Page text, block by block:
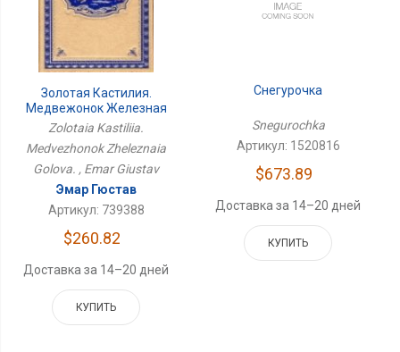
Золотая Кастилия.
Медвежонок Железная
Голова.
Zolotaia Kastiliia.
Medvezhonok Zheleznaia
Golova. , Emar Giustav
Эмар Гюстав
Артикул: 739388
$260.82
Доставка за 14–20 дней
КУПИТЬ
Снегурочка
Snegurochka
Артикул: 1520816
$673.89
Доставка за 14–20 дней
КУПИТЬ